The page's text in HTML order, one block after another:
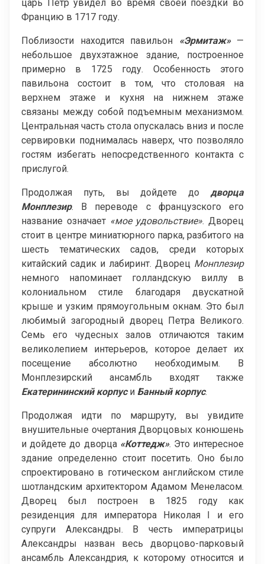
царь Петр увидел во время своей поездки во
Францию в 1717 году.
Поблизости находится павильон «Эрмитаж»—
небольшое двухэтажное здание, построенное
примерно в 1725 году. Особенность этого
павильона состоит в том, что столовая на
верхнем этаже и кухня на нижнем этаже
связаны между собой подъемным механизмом.
Центральная часть стола опускалась вниз и после
сервировки поднималась наверх, что позволяло
гостям избегать непосредственного контакта с
прислугой.
Продолжая путь, вы дойдете до дворца
Монплезир. В переводе с французского его
название означает «мое удовольствие». Дворец
стоит в центре миниатюрного парка, разбитого на
шесть тематических садов, среди которых
китайский садик и лабиринт. Дворец Монплезир
немного напоминает голландскую виллу в
колониальном стиле благодаря двускатной
крыше и узким прямоугольным окнам. Это был
любимый загородный дворец Петра Великого.
Семь его чудесных залов отличаются таким
великолепием интерьеров, которое делает их
посещение абсолютно необходимым. В
Монплезирский ансамбль входят также
Екатерининский корпуси Банный корпус.
Продолжая идти по маршруту, вы увидите
внушительные очертания Дворцовых конюшень
и дойдете до дворца «Коттедж». Это интересное
здание определенно стоит посетить. Оно было
спроектировано в готическом английском стиле
шотландским архитектором Адамом Менеласом.
Дворец был построен в 1825 году как
резиденция для императора Николая I и его
супруги Александры. В честь императрицы
Александры назван весь дворцово-парковый
ансамбль Александрия, к которому относится и